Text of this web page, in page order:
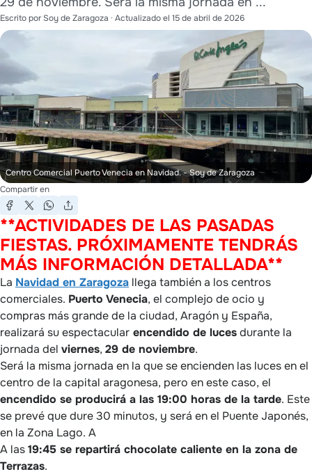
Escrito porSoy de Zaragoza · Actualizado el 15 de abril de 2026
Centro Comercial Puerto Venecia en Navidad.- Soy de Zaragoza
Compartir en
**ACTIVIDADES DE LAS PASADAS
FIESTAS. PRÓXIMAMENTE TENDRÁS
MÁS INFORMACIÓN DETALLADA**
La Navidad en Zaragoza llega también a los centros
comerciales. Puerto Venecia, el complejo de ocio y
compras más grande de la ciudad, Aragón y España,
realizará su espectacular encendido de lucesdurante la
jornada del viernes, 29 de noviembre.
Será la misma jornada en la que se encienden las luces en el
centro de la capital aragonesa, pero en este caso, el
encendido se producirá a las 19:00 horas de la tarde. Este
se prevé que dure 30 minutos, y será en el Puente Japonés,
en la Zona Lago. A
A las19:45 se repartirá chocolate caliente en la zona de
Terrazas.